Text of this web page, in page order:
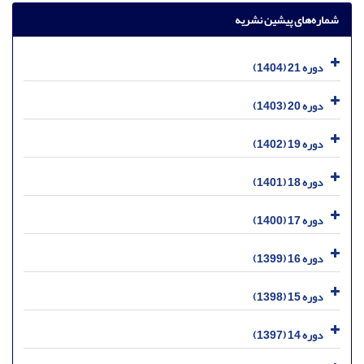
شماره‌های پیشین نشریه
دوره 21 (1404)
دوره 20 (1403)
دوره 19 (1402)
دوره 18 (1401)
دوره 17 (1400)
دوره 16 (1399)
دوره 15 (1398)
دوره 14 (1397)